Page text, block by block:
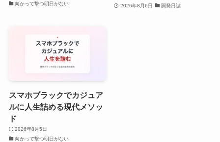
向かって撃つ明日がない
2026年8月6日 開発日誌
スマホブラックでカジュア
ルに人生詰める現代メソッ
ド
2026年8月5日
向かって撃つ明日がない